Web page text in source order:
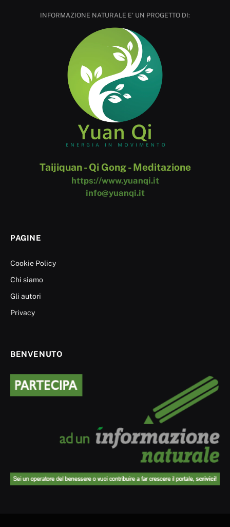
INFORMAZIONE NATURALE E' UN PROGETTO DI:
Taijiquan - Qi Gong - Meditazione
https://www.yuanqi.it
info@yuanqi.it
PAGINE
Cookie Policy
Chi siamo
Gli autori
Privacy
BENVENUTO